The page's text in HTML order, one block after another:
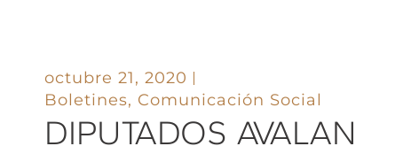
octubre 21, 2020
Boletines, Comunicación Social
DIPUTADOS AVALAN